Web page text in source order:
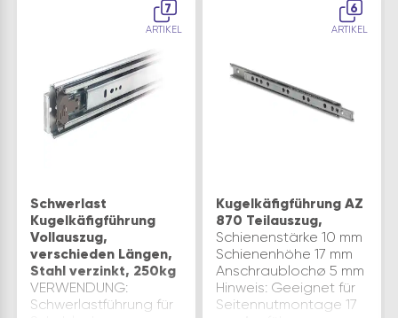
7
ARTIKEL
Schwerlast
Kugelkäfigführung
Vollauszug,
verschieden Längen,
Stahl verzinkt, 250kg
VERWENDUNG:
Schwerlastführung für
6
ARTIKEL
Kugelkäfigführung AZ
870 Teilauszug,
Schienenstärke 10 mm
Schienenhöhe 17 mm
Anschraublochø 5 mm
Hinweis: Geeignet für
Seitennutmontage 17